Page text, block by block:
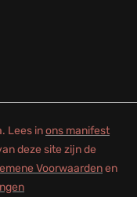
Lees inons manifest
deze site zijn de
Voorwaardenen